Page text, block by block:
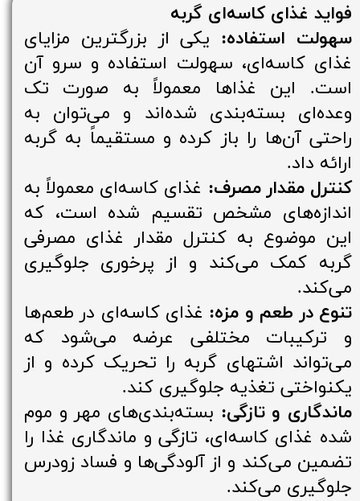
فواید غذای کاسه‌ای گربه
سهولت استفاده: یکی از بزرگترین مزایای
غذای کاسه‌ای، سهولت استفاده و سرو آن
است. این غذاها معمولاً به صورت تک
وعده‌ای بسته‌بندی شده‌اند و می‌توان به
راحتی آن‌ها را باز کرده و مستقیماً به گربه
ارائه داد.
کنترل مقدار مصرف: غذای کاسه‌ای معمولاً به
اندازه‌های مشخص تقسیم شده است، که
این موضوع به کنترل مقدار غذای مصرفی
گربه کمک می‌کند و از پرخوری جلوگیری
می‌کند.
تنوع در طعم و مزه: غذای کاسه‌ای در طعم‌ها
و ترکیبات مختلفی عرضه می‌شود که
می‌تواند اشتهای گربه را تحریک کرده و از
یکنواختی تغذیه جلوگیری کند.
ماندگاری و تازگی: بسته‌بندی‌های مهر و موم
شده غذای کاسه‌ای، تازگی و ماندگاری غذا را
تضمین می‌کند و از آلودگی‌ها و فساد زودرس
جلوگیری می‌کند.